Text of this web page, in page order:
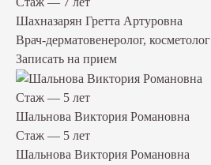
Шахназарян Гретта Артуровна
Врач-дерматовенеролог, косметолог
Записать на прием
Стаж — 5 лет
Шальнова Виктория Романовна
Стаж — 5 лет
Шальнова Виктория Романовна